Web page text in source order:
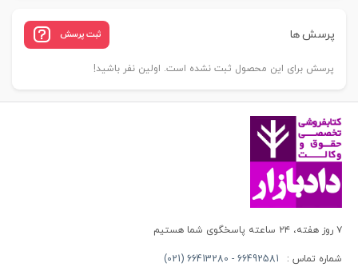
پرسش ها ثبت پرسش
پرسش برای این محصول ثبت نشده است. اولین نفر باشید!
۷ روز هفته، ۲۴ ساعته پاسخگوی شما هستیم
شماره تماس : 66492581 - 66413280 (021)